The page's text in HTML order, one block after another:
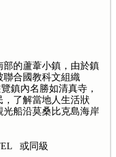
的蘆葦小鎮，由於鎮
聯合國教科文組織
鎮內名勝如清真寺，
了解當地人生活狀
船沿莫桑比克島海岸
或同級